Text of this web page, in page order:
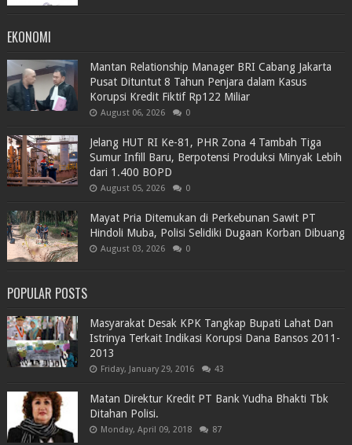
EKONOMI
Mantan Relationship Manager BRI Cabang Jakarta
Pusat Dituntut 8 Tahun Penjara dalam Kasus
Korupsi Kredit Fiktif Rp122 Miliar
August 06, 2026 0
Jelang HUT RI Ke-81, PHR Zona 4 Tambah Tiga
Sumur Infill Baru, Berpotensi Produksi Minyak Lebih
dari 1.400 BOPD
August 05, 2026 0
Mayat Pria Ditemukan di Perkebunan Sawit PT
Hindoli Muba, Polisi Selidiki Dugaan Korban Dibuang
August 03, 2026 0
POPULAR POSTS
Masyarakat Desak KPK Tangkap Bupati Lahat Dan
Istrinya Terkait Indikasi Korupsi Dana Bansos 2011-
2013
Friday, January 29, 2016 43
Matan Direktur Kredit PT Bank Yudha Bhakti Tbk
Ditahan Polisi.
Monday, April 09, 2018 87